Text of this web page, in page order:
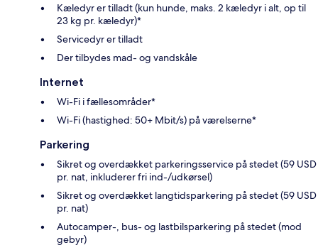
Kæledyr er tilladt (kun hunde, maks. 2 kæledyr i alt, op til
23 kg pr. kæledyr)*
Servicedyr er tilladt
Der tilbydes mad- og vandskåle
Internet
Wi-Fi i fællesområder*
Wi-Fi (hastighed: 50+ Mbit/s) på værelserne*
Parkering
Sikret og overdækket parkeringsservice på stedet (59 USD
pr. nat, inkluderer fri ind-/udkørsel)
Sikret og overdækket langtidsparkering på stedet (59 USD
pr. nat)
Autocamper-, bus- og lastbilsparkering på stedet (mod
gebyr)